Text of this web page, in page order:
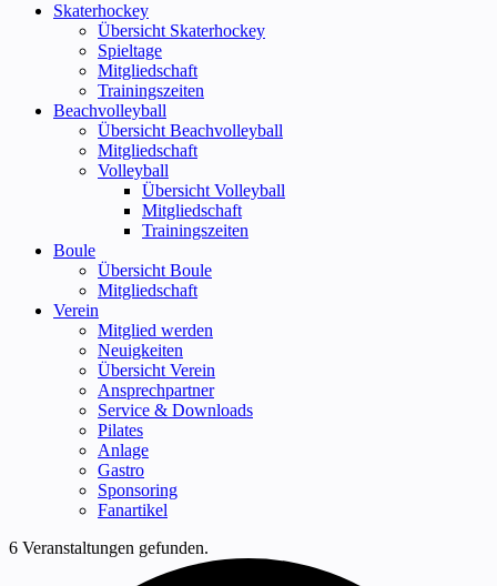
Skaterhockey
Übersicht Skaterhockey
Spieltage
Mitgliedschaft
Trainingszeiten
Beachvolleyball
Übersicht Beachvolleyball
Mitgliedschaft
Volleyball
Übersicht Volleyball
Mitgliedschaft
Trainingszeiten
Boule
Übersicht Boule
Mitgliedschaft
Verein
Mitglied werden
Neuigkeiten
Übersicht Verein
Ansprechpartner
Service & Downloads
Pilates
Anlage
Gastro
Sponsoring
Fanartikel
6 Veranstaltungen gefunden.